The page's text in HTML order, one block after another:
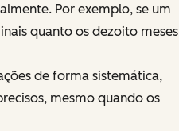
Por exemplo, se um
quanto os dezoito meses
de forma sistemática,
mesmo quando os